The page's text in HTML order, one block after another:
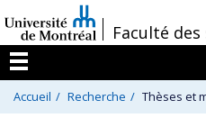
au
contenu
/Faculté
Menu
Accueil Recherche Thèses et